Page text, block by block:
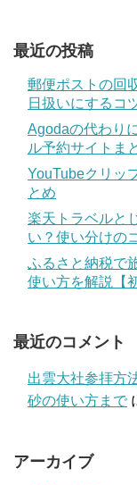
最近の投稿
郵便ポストの回
日扱いにするコ
Agodaの代わり
ル予約サイトま
YouTubeクリッ
とめ
楽天トラベルと
い？使い分けの
ふるさと納税で
使い方を解説【
最近のコメント
出雲大社参拝方
砂の使い方まで
アーカイブ